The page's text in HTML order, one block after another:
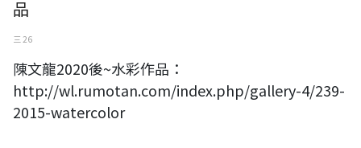
品
三 26
陳文龍2020後~水彩作品：
http://wl.rumotan.com/index.php/gallery-4/239-
2015-watercolor